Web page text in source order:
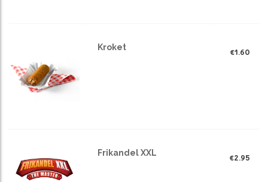
Kroket
€1.60
Frikandel XXL
€2.95